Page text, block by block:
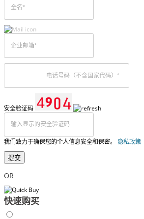
安全验证码
我们致力于确保您的个人信息安全和保密。 隐私政策
提交
OR
快速购买